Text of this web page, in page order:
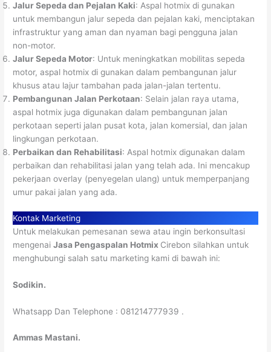
Jalur Sepeda dan Pejalan Kaki: Aspal hotmix di gunakan
untuk membangun jalur sepeda dan pejalan kaki, menciptakan
infrastruktur yang aman dan nyaman bagi pengguna jalan
non-motor.
Jalur Sepeda Motor: Untuk meningkatkan mobilitas sepeda
motor, aspal hotmix di gunakan dalam pembangunan jalur
khusus atau lajur tambahan pada jalan-jalan tertentu.
Pembangunan Jalan Perkotaan: Selain jalan raya utama,
aspal hotmix juga digunakan dalam pembangunan jalan
perkotaan seperti jalan pusat kota, jalan komersial, dan jalan
lingkungan perkotaan.
Perbaikan dan Rehabilitasi: Aspal hotmix digunakan dalam
perbaikan dan rehabilitasi jalan yang telah ada. Ini mencakup
pekerjaan overlay (penyegelan ulang) untuk memperpanjang
umur pakai jalan yang ada.
Kontak Marketing
Untuk melakukan pemesanan sewa atau ingin berkonsultasi
mengenaiJasa Pengaspalan Hotmix Cirebon silahkan untuk
menghubungi salah satu marketing kami di bawah ini:
Sodikin.
Whatsapp Dan Telephone : 081214777939 .
Ammas Mastani.